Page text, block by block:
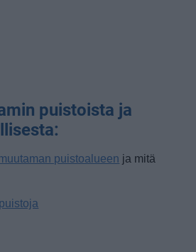
puistoista ja
puistoalueen ja mitä
puistoja